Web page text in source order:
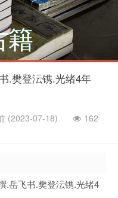
籍
.樊登沄镌.光绪4年
(2023-07-18)
162
.岳飞书.樊登沄镌.光绪4